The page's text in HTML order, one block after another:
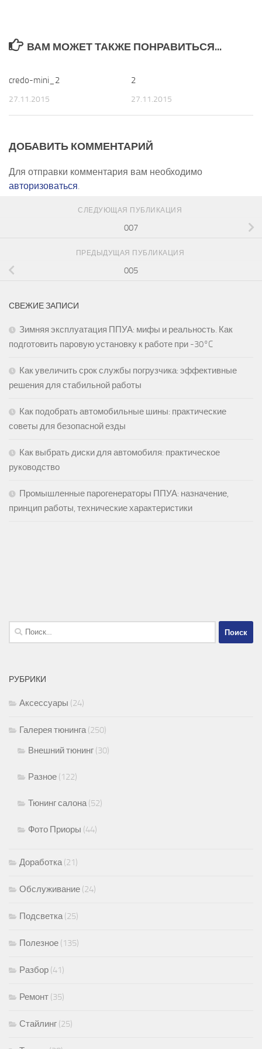
ВАМ МОЖЕТ ТАКЖЕ ПОНРАВИТЬСЯ...
credo-mini_2
27.11.2015
2
27.11.2015
ДОБАВИТЬ КОММЕНТАРИЙ
Для отправки комментария вам необходимо
авторизоваться.
СЛЕДУЮЩАЯ ПУБЛИКАЦИЯ
007
ПРЕДЫДУЩАЯ ПУБЛИКАЦИЯ
005
СВЕЖИЕ ЗАПИСИ
Зимняя эксплуатация ППУА: мифы и реальность. Как
подготовить паровую установку к работе при -30°C
Как увеличить срок службы погрузчика: эффективные
решения для стабильной работы
Как подобрать автомобильные шины: практические
советы для безопасной езды
Как выбрать диски для автомобиля: практическое
руководство
Промышленные парогенераторы ППУА: назначение,
принцип работы, технические характеристики
Найти:
РУБРИКИ
Аксессуары (24)
Галерея тюнинга(250)
Внешний тюнинг (30)
Разное (122)
Тюнинг салона(52)
Фото Приоры (44)
Доработка(21)
Обслуживание (24)
Подсветка(25)
Полезное (135)
Разбор (41)
Ремонт (35)
Стайлинг (25)